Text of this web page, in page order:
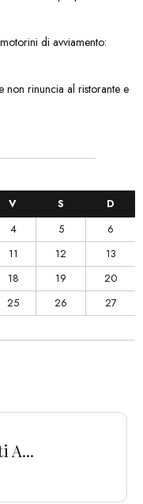
di avviamento:
non rinuncia al ristorante e
V S
D
4 5
6
11 12
13
18 19
20
25 26
27
A...